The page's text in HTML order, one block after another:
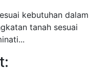
kebutuhan dalam
tanah sesuai